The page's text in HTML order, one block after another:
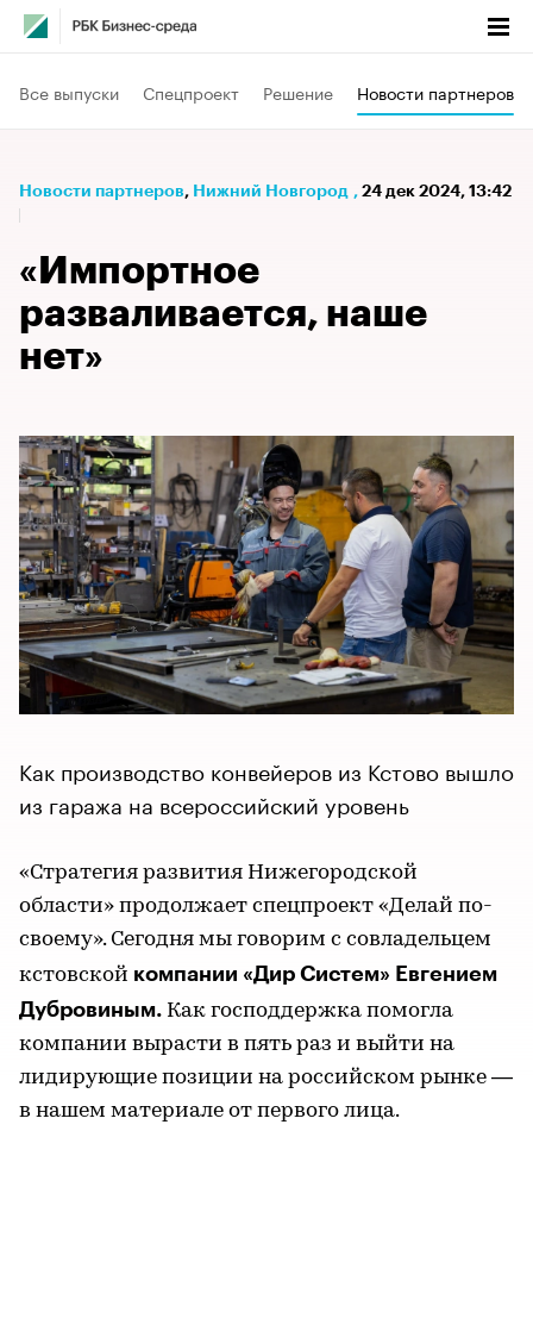
Все выпуски Спецпроект Решение Новости партнеров
Новости партнеров⁠, Нижний Новгород , 24 дек 2024, 13:42
«Импортное
разваливается, наше
нет»
Как производство конвейеров из Кстово вышло
из гаража на всероссийский уровень
«Стратегия развития Нижегородской
области» продолжает спецпроект «Делай по-
своему». Сегодня мы говорим с совладельцем
кстовской компании «Дир Систем» Евгением
Дубровиным. Как господдержка помогла
компании вырасти в пять раз и выйти на
лидирующие позиции на российском рынке —
в нашем материале от первого лица.